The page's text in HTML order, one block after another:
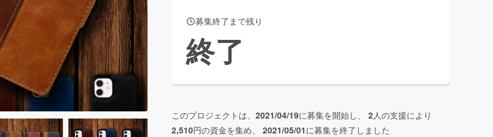
CAMPFIRE for Social GoodCAMPFIRE Creation
CAMPFIREふるさと納税
machi-yaコミュニティ
募集終了まで残り
終了
このプロジェクトは、 2021/04/19に募集を開始し、 2人の支援により
2,510円の資金を集め、 2021/05/01に募集を終了しました